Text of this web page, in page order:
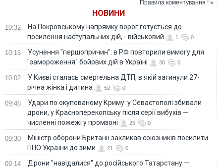
ФОТО
Правила коментування ! »
НОВИНИ
10:32
На Покровському напрямку ворог готується до
посилення наступальних дій, - військовий
1 0
10:16
Усунення "першопричин": в РФ повторили вимогу для
"замороження" бойових дій в Україні
30 0
10:02
У Києві сталась смертельна ДТП, в якій загинули 27-
річна жінка і дитина
52 0
09:46
Удари по окупованому Криму: у Севастополі збивали
дрони, у Красноперекопську після серії вибухів —
численні пожежі у промзоні
25 0
09:30
Міністр оборони Британії закликав союзників посилити
ППО України до зими
21 0
09:14
Дрони "навідалися" до російського Татарстану —